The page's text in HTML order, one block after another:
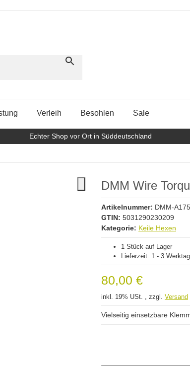
Verleih Besohlen Sale
Echter Shop vor Ort in Süddeutschland
DMM Wire
Artikelnummer: DMM-
GTIN: 5031290230209
Kategorie: Keile Hexen
1 Stück auf Lager
Lieferzeit: 1 - 3
80,00 €
inkl. 19% USt. , zzgl. Versand
Vielseitig einsetzbare